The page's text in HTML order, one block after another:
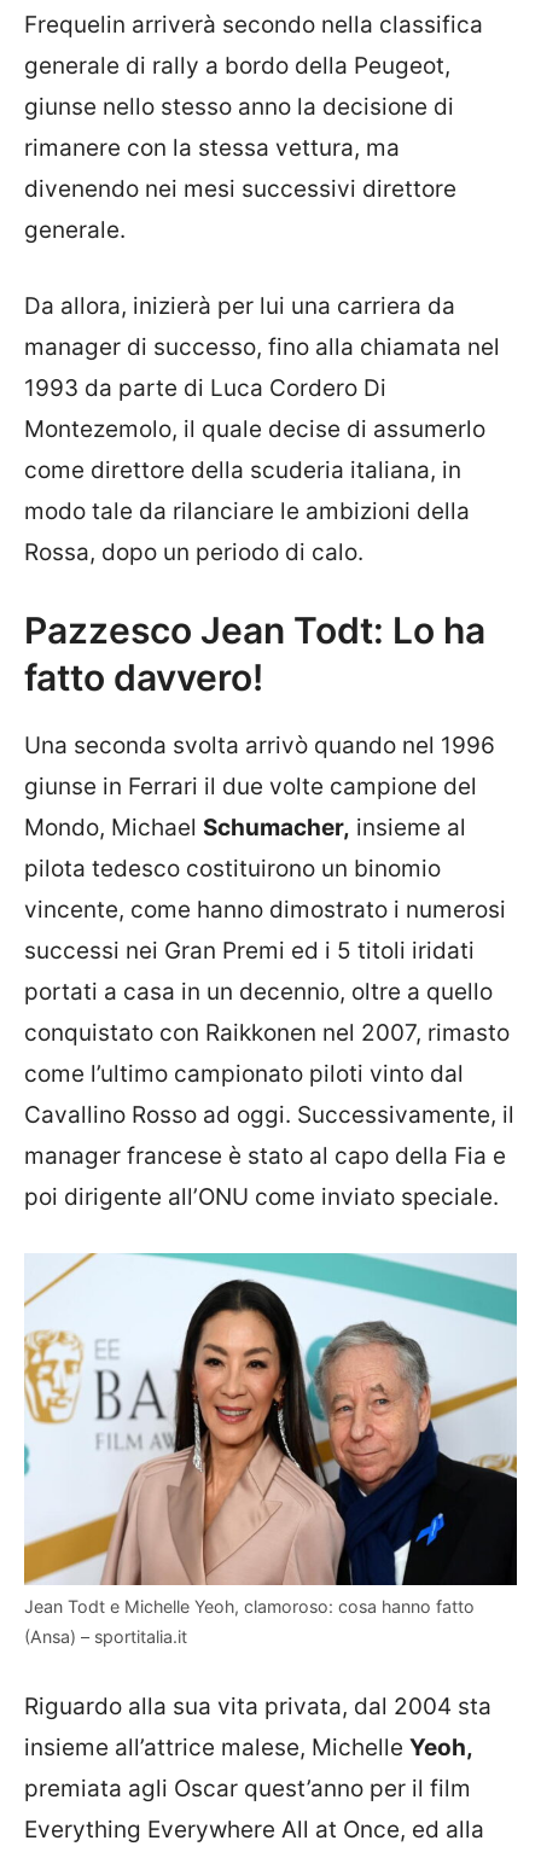
Frequelin arriverà secondo nella classifica
generale di rally a bordo della Peugeot,
giunse nello stesso anno la decisione di
rimanere con la stessa vettura, ma
divenendo nei mesi successivi direttore
generale.
Da allora, inizierà per lui una carriera da
manager di successo, fino alla chiamata nel
1993 da parte di Luca Cordero Di
Montezemolo, il quale decise di assumerlo
come direttore della scuderia italiana, in
modo tale da rilanciare le ambizioni della
Rossa, dopo un periodo di calo.
Pazzesco Jean Todt: Lo ha
fatto davvero!
Una seconda svolta arrivò quando nel 1996
giunse in Ferrari il due volte campione del
Mondo, Michael Schumacher, insieme al
pilota tedesco costituirono un binomio
vincente, come hanno dimostrato i numerosi
successi nei Gran Premi ed i 5 titoli iridati
portati a casa in un decennio, oltre a quello
conquistato con Raikkonen nel 2007, rimasto
come l’ultimo campionato piloti vinto dal
Cavallino Rosso ad oggi. Successivamente, il
manager francese è stato al capo della Fia e
poi dirigente all’ONU come inviato speciale.
Jean Todt e Michelle Yeoh, clamoroso: cosa hanno fatto
(Ansa) – sportitalia.it
Riguardo alla sua vita privata, dal 2004 sta
insieme all’attrice malese, Michelle Yeoh,
premiata agli Oscar quest’anno per il film
Everything Everywhere All at Once, ed alla